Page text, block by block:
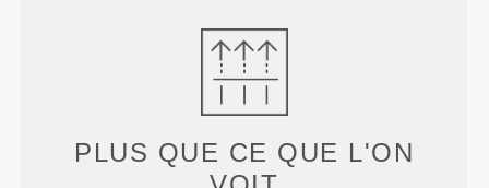
PLUS QUE CE QUE L'ON